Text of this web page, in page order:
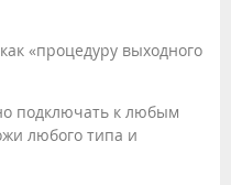
«процедуру выходного
подключать к любым
любого типа и